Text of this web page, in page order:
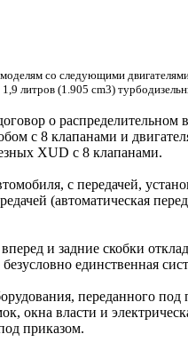
со следующими
литров (1.905 cm3)
о распределительном
с 8 клапанами и
XUD с 8 клапанами.
с передачей,
(автоматическая
и задние скобки
единственная
переданного под
окна власти и
приказом.